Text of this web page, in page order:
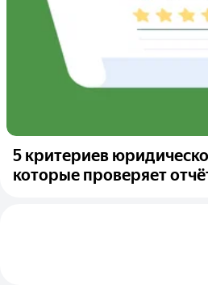
5 критериев
которые проверяет